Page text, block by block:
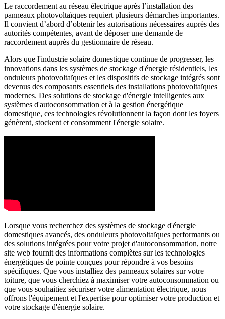
Le raccordement au réseau électrique après l’installation des
panneaux photovoltaïques requiert plusieurs démarches importantes.
Il convient d’abord d’obtenir les autorisations nécessaires auprès des
autorités compétentes, avant de déposer une demande de
raccordement auprès du gestionnaire de réseau.
Alors que l'industrie solaire domestique continue de progresser, les
innovations dans les systèmes de stockage d'énergie résidentiels, les
onduleurs photovoltaïques et les dispositifs de stockage intégrés sont
devenus des composants essentiels des installations photovoltaïques
modernes. Des solutions de stockage d'énergie intelligentes aux
systèmes d'autoconsommation et à la gestion énergétique
domestique, ces technologies révolutionnent la façon dont les foyers
génèrent, stockent et consomment l'énergie solaire.
Lorsque vous recherchez des systèmes de stockage d'énergie
domestiques avancés, des onduleurs photovoltaïques performants ou
des solutions intégrées pour votre projet d'autoconsommation, notre
site web fournit des informations complètes sur les technologies
énergétiques de pointe conçues pour répondre à vos besoins
spécifiques. Que vous installiez des panneaux solaires sur votre
toiture, que vous cherchiez à maximiser votre autoconsommation ou
que vous souhaitiez sécuriser votre alimentation électrique, nous
offrons l'équipement et l'expertise pour optimiser votre production et
votre stockage d'énergie solaire.